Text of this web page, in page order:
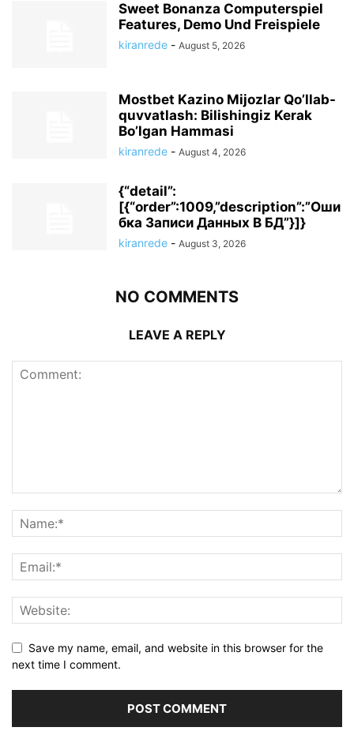
Sweet Bonanza Computerspiel
Features, Demo Und Freispiele
kiranrede - August 5, 2026
Mostbet Kazino Mijozlar Qo’llab-
quvvatlash: Bilishingiz Kerak
Bo’lgan Hammasi
kiranrede - August 4, 2026
{“detail”:
[{“order”:1009,”description”:”Оши
бка Записи Данных В БД”}]}
kiranrede - August 3, 2026
NO COMMENTS
LEAVE A REPLY
Save my name, email, and website in this browser for the
next time I comment.